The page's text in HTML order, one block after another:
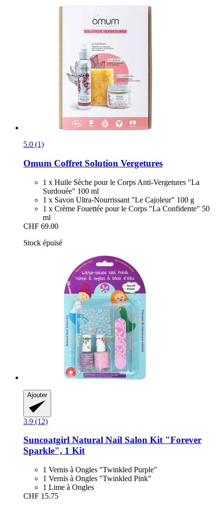
5.0 (1)
Omum Coffret Solution Vergetures
1 x Huile Sèche pour le Corps Anti-Vergetures "La
Surdouée" 100 ml
1 x Savon Ultra-Nourrissant "Le Cajoleur" 100 g
1 x Crème Fouettée pour le Corps "La Confidente" 50
ml
CHF 69.00
Stock épuisé
Ajouter
3.9 (12)
Suncoatgirl Natural Nail Salon Kit "Forever
Sparkle", 1 Kit
1 Vernis à Ongles "Twinkled Purple"
1 Vernis à Ongles "Twinkled Pink"
1 Lime à Ongles
CHF 15.75